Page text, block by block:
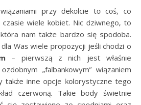
przy dekolcie to coś, co
wiele kobiet. Nic dziwnego, to
nam także bardzo się spodoba.
Was wiele propozycji jeśli chodzi o
– pierwszą z nich jest właśnie
„falbankowym” wiązaniem
także inne opcje kolorystyczne tego
czerwoną. Takie body świetnie